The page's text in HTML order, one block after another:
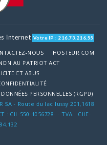
Internet Votre IP : 216.73.216.55
NOUS
HOSTEUR.COM
AU PATRIOT ACT
ET ABUS
PERSONNELLES (RGPD)
SA - Route du lac lussy 201,1618
: CH-550-1056728- - TVA : CHE-